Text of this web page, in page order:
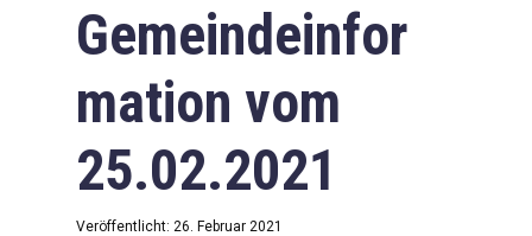
Downloads
Impressum
Datenschutzerklärung
Gemeindeinfor
mation vom
25.02.2021
Veröffentlicht: 26. Februar 2021